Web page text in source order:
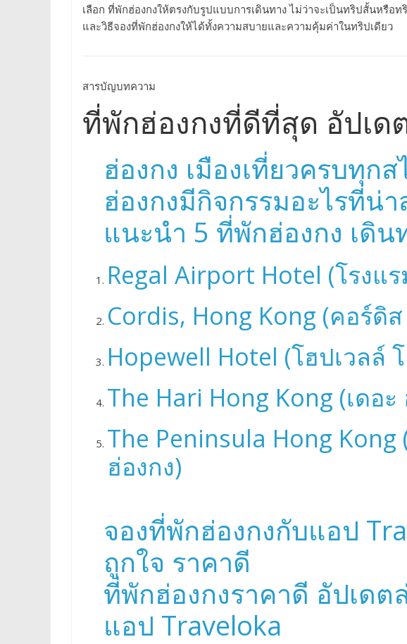
เลือก ที่พักฮ่องกงให้ตรงกับรูปแบบการเดินทาง ไม่ว่าจะเป็นทริปสั้นหรือ
และวิธีจองที่พักฮ่องกงให้ได้ทั้งความสบายและความคุ้มค่าในทริปเดียว
สารบัญบทความ
ที่พักฮ่องกงที่ดีที่สุด อัปเด
ฮ่องกง เมืองเที่ยวครบทุกส
ฮ่องกงมีกิจกรรมอะไรที่น่า
แนะนำ 5 ที่พักฮ่องกง เดิน
Regal Airport Hotel (โรงแ
Cordis, Hong Kong (คอร์ดิ
Hopewell Hotel (โฮปเวลล์
The Hari Hong Kong (เดอะ
The Peninsula Hong
ฮ่องกง)
จองที่พักฮ่องกงกับแอป
ถูกใจ ราคาดี
ที่พักฮ่องกงราคาดี อัปเดต
แอป Traveloka